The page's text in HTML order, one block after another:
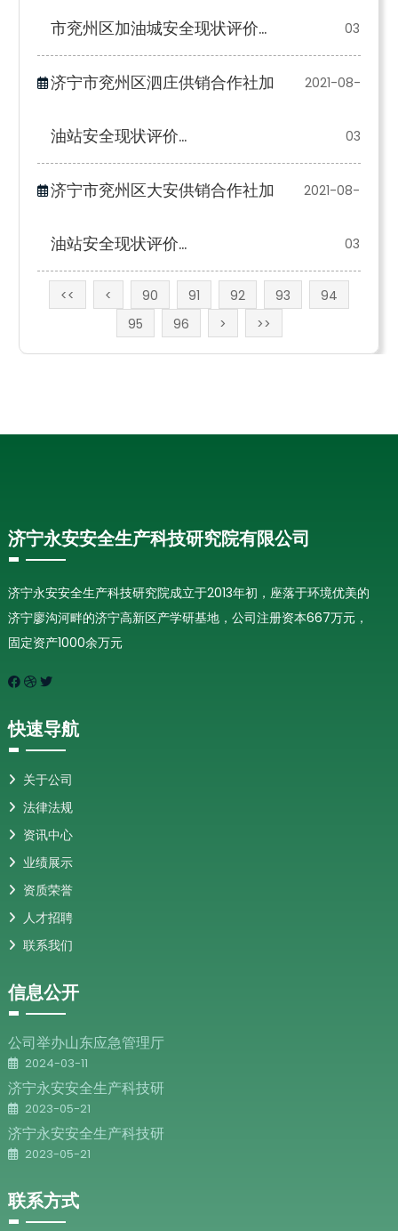
市兖州区加油城安全现状评价... 03
济宁市兖州区泗庄供销合作社加
油站安全现状评价...
2021-08-
03
济宁市兖州区大安供销合作社加
油站安全现状评价...
2021-08-
03
<< < 90 91 92 93
94
95
96 > >>
济宁永安安全生产科技研究院有限公司
济宁永安安全生产科技研究院成立于2013年初，座落于环境优美的
济宁廖沟河畔的济宁高新区产学研基地，公司注册资本667万元，
固定资产1000余万元
快速导航
关于公司
法律法规
资讯中心
业绩展示
资质荣誉
人才招聘
联系我们
信息公开
公司举办山东应急管理厅
2024-03-11
济宁永安安全生产科技研
2023-05-21
济宁永安安全生产科技研
2023-05-21
联系方式